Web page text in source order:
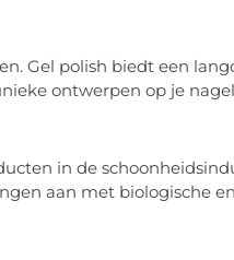
Gel polish biedt een
ontwerpen op je
in de
aan met biologische